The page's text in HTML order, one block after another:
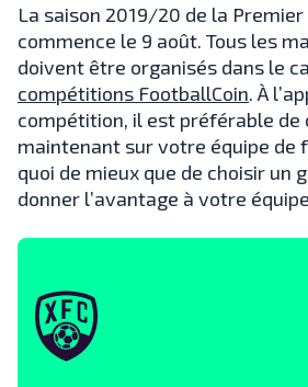
La saison 2019/20 de la Premier
commence le 9 août. Tous les
doivent être organisés dans le
compétitions FootballCoin. À
compétition, il est préférable de
maintenant sur votre équipe de
quoi de mieux que de choisir un
donner l’avantage à votre